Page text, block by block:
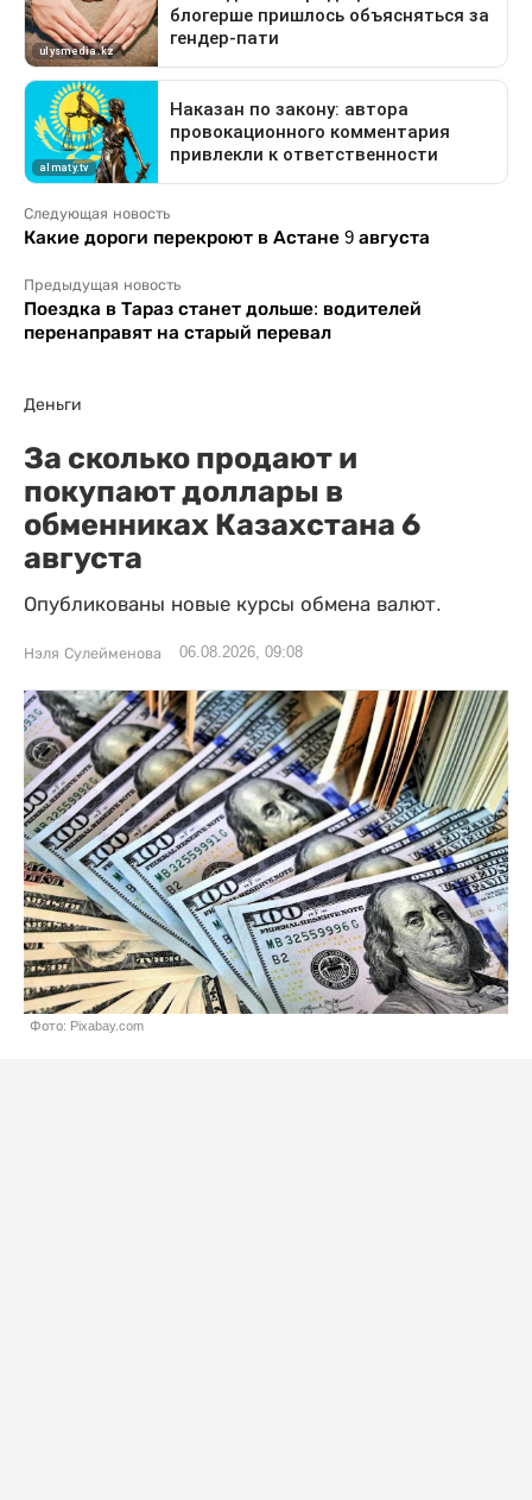
Следующая новость
Какие дороги перекроют в Астане 9 августа
Предыдущая новость
Поездка в Тараз станет дольше: водителей
перенаправят на старый перевал
Деньги
За сколько продают и
покупают доллары в
обменниках Казахстана 6
августа
Опубликованы новые курсы обмена валют.
Нэля Сулейменова 06.08.2026, 09:08
Фото: Pixabay.com